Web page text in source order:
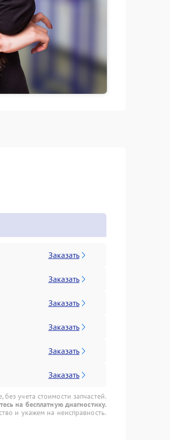
Заказать
Заказать
Заказать
Заказать
Заказать
Заказать
учета стоимости запчастей.
на бесплатную диагностику.
и укажем на неисправность.